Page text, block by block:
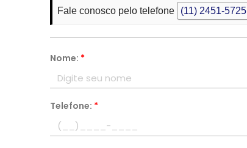
Fale conosco pelo telefone
(11) 2451-5725
Nome: *
Telefone: *